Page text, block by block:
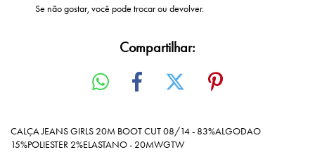
Se não gostar, você pode trocar ou devolver.
Compartilhar:
CALÇA JEANS GIRLS 20M BOOT CUT 08/14 - 83%ALGODAO
15%POLIESTER 2%ELASTANO - 20MWGTW